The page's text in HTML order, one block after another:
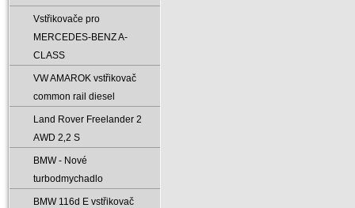
Vstřikovače pro
MERCEDES-BENZ A-
CLASS
VW AMAROK vstřikovač
common rail diesel
Land Rover Freelander 2
AWD 2‚2 S
BMW - Nové
turbodmychadlo
BMW 116d E vstřikovač